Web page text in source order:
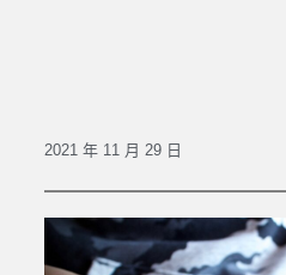
2021 年 11 月 29 日